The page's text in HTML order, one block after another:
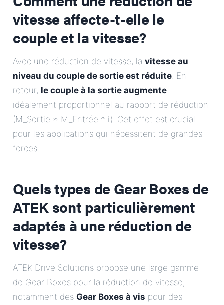
vitesse affecte-t-elle le
couple et la vitesse?
Avec une réduction de vitesse, la vitesse au
niveau du couple de sortie est réduite. En
retour, le couple à la sortie augmente
idéalement proportionnel au rapport de réduction
(M_Sortie ≈ M_Entrée * i). Cet effet est crucial
pour les applications qui nécessitent de grandes
forces.
Quels types de Gear Boxes de
ATEK sont particulièrement
adaptés à une réduction de
vitesse?
ATEK Drive Solutions propose une large gamme
de Gear Boxes pour la réduction de vitesse,
notamment des Gear Boxes à vis pour des